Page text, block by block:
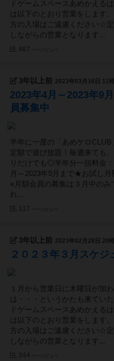
ドゲームスペースあめかえる
は以下のとおり営業をします
方の入場はご遠慮ください☆
しながらの営業となります...
3年以上前 2023年03月16日 11時
2023年4月～2023年9
員募集中
半年に一度の「あめケロCLUB
定額で遊び放題！毎週来ても
りだけでも◎半年分一括料金
月～2023年9月まで★お試し月
※月額会員の募集は３月中のみ
れ...
3年以上前 2023年02月28日 20時
２０２３年３月スケジ
１月から営業日に木曜日が加
は・・・というかたも来てい
ドゲームスペースあめかえる
は以下のとおり営業をします
方の入場はご遠慮ください☆
しながらの営業となります...